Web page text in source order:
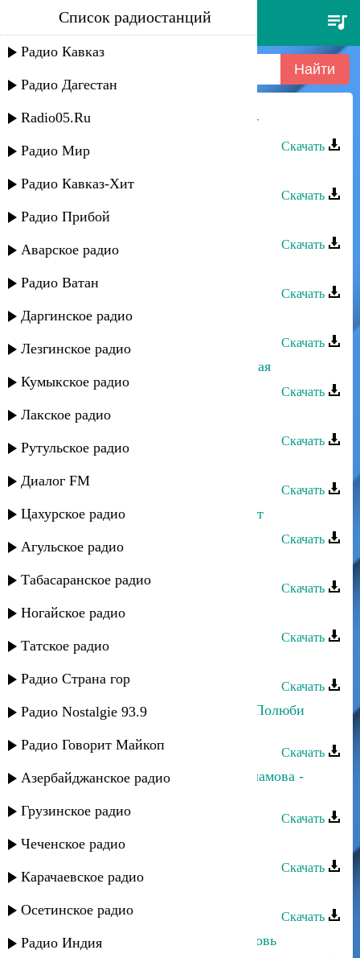
джамбулат магомедов - милая
Список радиостанций
Радио Кавказ
Радио Дагестан
Radio05.Ru
Радио Мир
Радио Кавказ-Хит
Радио Прибой
Аварское радио
Радио Ватан
Даргинское радио
Лезгинское радио
Кумыкское радио
Лакское радио
Рутульское радио
Диалог FM
Цахурское радио
Агульское радио
Табасаранское радио
Ногайское радио
Татское радио
Радио Страна гор
Радио Nostalgie 93.9
Радио Говорит Майкоп
Азербайджанское радио
Грузинское радио
Чеченское радио
Карачаевское радио
Осетинское радио
Радио Индия
Расул Магомедов - Милая Патимат
Скачать
Скачать
Загир Магомедов - Милая, ты где?
Скачать
Скачать
Загир Магомедов - Милая
Скачать
Ибрагим Магомедов - Зажигательная
Скачать
Магомед Аликперов - Милая
Скачать
Скачать
Дагир Магомедов - Никто не может
Скачать
Скачать
Загир Магомедов - Любимая
Скачать
Скачать
Марианна и Апанди Магомедов - Полюби
Скачать
Ханипа Магомедов и Хадижат Саламова -
Скачать
Загир Магомедов - Мы молоды
Скачать
Скачать
Руслан Магомедов - Безумная любовь